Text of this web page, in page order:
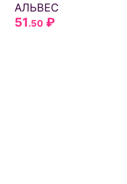
АЛЬВЕС
51.50₽